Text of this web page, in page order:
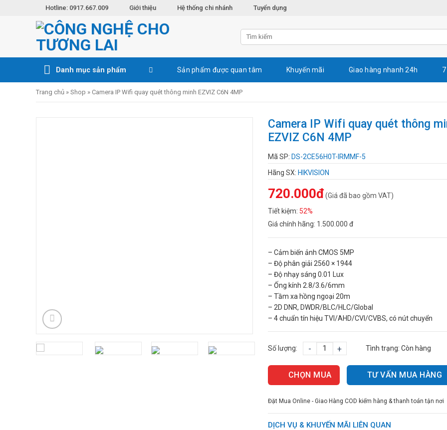
Hotline: 0917.667.009 Giới thiệu Hệ thống chi nhánh Tuyển dụng
Danh mục sản phẩm Sản phẩm được quan tâm Khuyến mãi Giao hàng nhanh 24h
Trang chủ » Shop » Camera IP Wifi quay quét thông minh EZVIZ C6N 4MP
Camera IP Wifi quay quét thông
EZVIZ C6N 4MP
Mã SP: DS-2CE56H0T-IRMMF-5
Hãng SX: HIKVISION
720.000đ(Giá đã bao gồm VAT)
Tiết kiệm: 52%
Giá chính hãng: 1.500.000 đ
– Cảm biến ảnh CMOS 5MP
– Độ phân giải 2560 × 1944
– Độ nhạy sáng 0.01 Lux
– Ống kính 2.8/3.6/6mm
– Tầm xa hồng ngoại 20m
– 2D DNR, DWDR/BLC/HLC/Global
– 4 chuẩn tín hiệu TVI/AHD/CVI/CVBS, có nút chuyển
Số lượng: - + Tình trạng: Còn hàng
CHỌN MUA TƯ VẤN MUA HÀNG
Đặt Mua Online - Giao Hàng COD kiểm hàng & thanh toán tận nơi
DỊCH VỤ & KHUYẾN MÃI LIÊN QUAN